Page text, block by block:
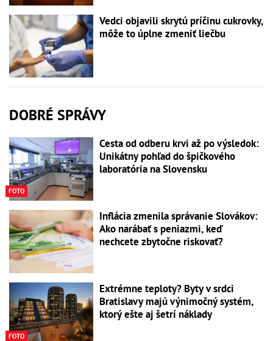
Vedci objavili skrytú príčinu cukrovky,
môže to úplne zmeniť liečbu
DOBRÉ SPRÁVY
FOTO
Cesta od odberu krvi až po výsledok:
Unikátny pohľad do špičkového
laboratória na Slovensku
Inflácia zmenila správanie Slovákov:
Ako narábať s peniazmi, keď
nechcete zbytočne riskovať?
FOTO
Extrémne teploty? Byty v srdci
Bratislavy majú výnimočný systém,
ktorý ešte aj šetrí náklady